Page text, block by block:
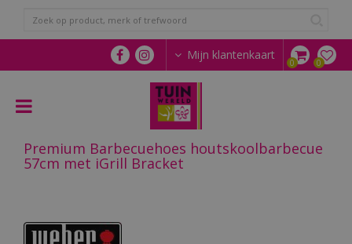
n
a
Mijn klantenkaart
Premium Barbecuehoes houtskoolbarbecue
57cm met iGrill Bracket